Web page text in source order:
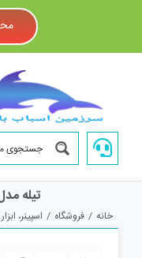
تیله مدل 012 بسته 12
خانه / فروشگاه / اسپینر،